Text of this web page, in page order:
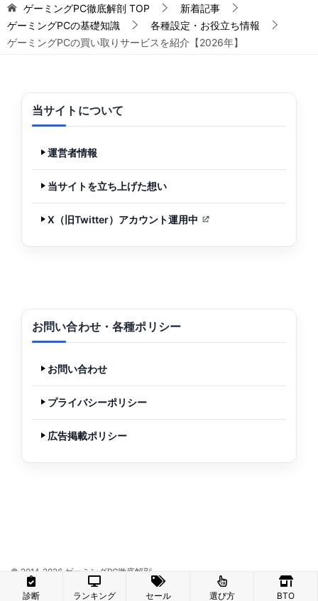
ゲーミングPC徹底解剖 TOP
新着記事
ゲーミングPCの基礎知識
各種設定・お役立ち情報
ゲーミングPCの買い取りサービスを紹介【2026年】
当サイトについて
運営者情報
当サイトを立ち上げた想い
X（旧Twitter）アカウント運用中
お問い合わせ・各種ポリシー
お問い合わせ
プライバシーポリシー
広告掲載ポリシー
© 2014-2026 ゲーミングPC徹底解剖
診断 ランキング セール 選び方 BTO